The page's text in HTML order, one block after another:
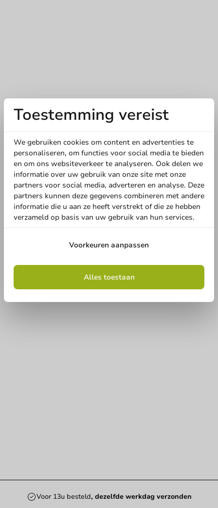
Voor 13u besteld, dezelfde werkdag verzonden
Toestemming vereist
We gebruiken cookies om content en advertenties te
personaliseren, om functies voor social media te bieden
en om ons websiteverkeer te analyseren. Ook delen we
informatie over uw gebruik van onze site met onze
partners voor social media, adverteren en analyse. Deze
partners kunnen deze gegevens combineren met andere
informatie die u aan ze heeft verstrekt of die ze hebben
verzameld op basis van uw gebruik van hun services.
Voorkeuren aanpassen
Alles toestaan